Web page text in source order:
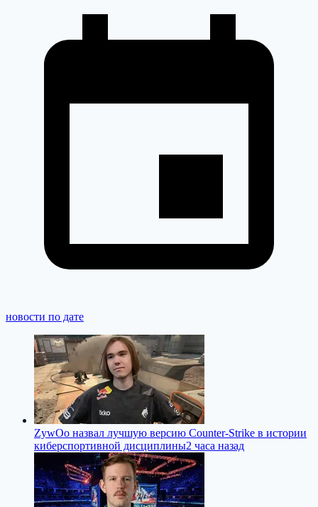
новости по дате
ZywOo назвал лучшую версию Counter-Strike в истории
киберспортивной дисциплины2 часа назад